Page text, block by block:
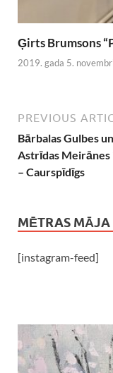
Ģirts Brumsons
2019. gada 5.
PREVIOUS
Bārbalas Gulbes un
Astrīdas Meirānes
– Caurspīdīgs
MĒTRAS
[instagram-feed]